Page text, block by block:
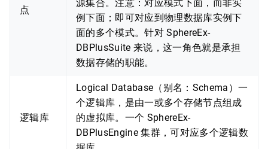
点
源集合。注意：对应模式下面，而非实
例下面；即可对应到物理数据库实例下
面的多个模式。针对 SphereEx-
DBPlusSuite 来说，这一角色就是承担
数据存储的职能。
逻辑库
Logical Database（别名：Schema）一
个逻辑库，是由一或多个存储节点组成
的虚拟库。一个 SphereEx-
DBPlusEngine 集群，可对应多个逻辑数